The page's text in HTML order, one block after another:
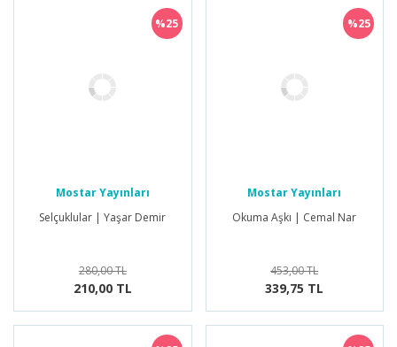
%25
Mostar Yayınları
Selçuklular | Yaşar Demir
280,00 TL
210,00 TL
%25
Mostar Yayınları
Okuma Aşkı | Cemal Nar
453,00 TL
339,75 TL